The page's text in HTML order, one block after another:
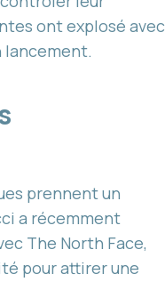
ont explosé avec
lancement.
prennent un
a récemment
The North Face,
pour attirer une